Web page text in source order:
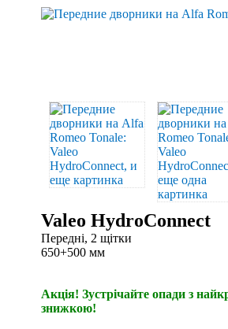
Valeo HydroConnect
Передні, 2 щітки
650+500 мм
Акція! Зустрічайте опади з
знижкою!